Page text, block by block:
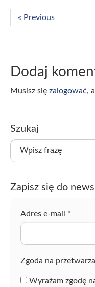
« Previous
Dodaj
Musisz się zalogować,
Szukaj
W
z
Zapisz się do
Adres e-mail *
Zgoda na
Wyrażam zgodę